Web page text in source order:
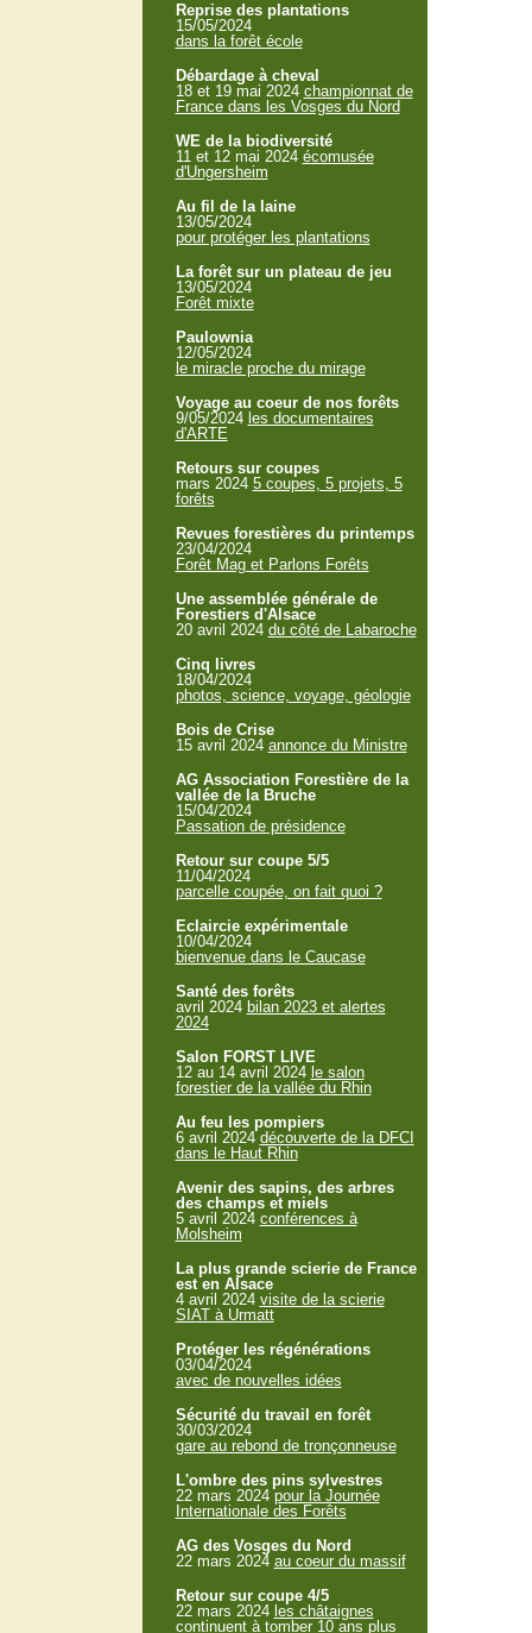
Reprise des plantations
15/05/2024
dans la forêt école
Débardage à cheval
18 et 19 mai 2024 championnat de
France dans les Vosges du Nord
WE de la biodiversité
11 et 12 mai 2024 écomusée
d'Ungersheim
Au fil de la laine
13/05/2024
pour protéger les plantations
La forêt sur un plateau de jeu
13/05/2024
Forêt mixte
Paulownia
12/05/2024
le miracle proche du mirage
Voyage au coeur de nos forêts
9/05/2024 les documentaires
d'ARTE
Retours sur coupes
mars 2024 5 coupes, 5 projets, 5
forêts
Revues forestières du printemps
23/04/2024
Forêt Mag et Parlons Forêts
Une assemblée générale de
Forestiers d'Alsace
20 avril 2024 du côté de Labaroche
Cinq livres
18/04/2024
photos, science, voyage, géologie
Bois de Crise
15 avril 2024 annonce du Ministre
AG Association Forestière de la
vallée de la Bruche
15/04/2024
Passation de présidence
Retour sur coupe 5/5
11/04/2024
parcelle coupée, on fait quoi ?
Eclaircie expérimentale
10/04/2024
bienvenue dans le Caucase
Santé des forêts
avril 2024 bilan 2023 et alertes
2024
Salon FORST LIVE
12 au 14 avril 2024 le salon
forestier de la vallée du Rhin
Au feu les pompiers
6 avril 2024 découverte de la DFCI
dans le Haut Rhin
Avenir des sapins, des arbres
des champs et miels
5 avril 2024 conférences à
Molsheim
La plus grande scierie de France
est en Alsace
4 avril 2024 visite de la scierie
SIAT à Urmatt
Protéger les régénérations
03/04/2024
avec de nouvelles idées
Sécurité du travail en forêt
30/03/2024
gare au rebond de tronçonneuse
L'ombre des pins sylvestres
22 mars 2024 pour la Journée
Internationale des Forêts
AG des Vosges du Nord
22 mars 2024 au coeur du massif
Retour sur coupe 4/5
22 mars 2024 les châtaignes
continuent à tomber 10 ans plus